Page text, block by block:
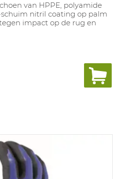
van HPPE, polyamide
schuim nitril coating op palm
impact op de rug en